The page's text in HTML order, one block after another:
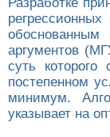
Разработке
аргументов
суть
постепенном
минимум.
указывает на